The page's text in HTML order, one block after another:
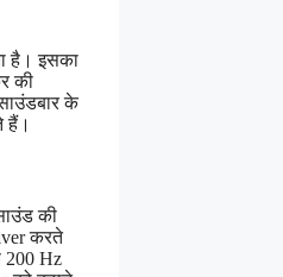
है। इसका
की
के
हैं।
की
करते
200 Hz